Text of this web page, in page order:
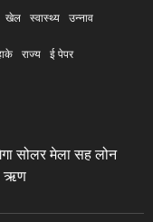
खेल स्वास्थ्य उन्नाव
राज्य ई पेपर
सोलर मेला सह लोन
ऋण